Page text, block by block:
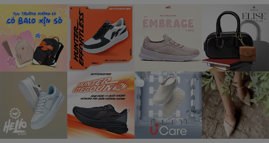
Thiết kế: Dây thun co giãn + quai dán Batman
Thương hiệu: Biti’s
Xuất xứ: Việt Nam